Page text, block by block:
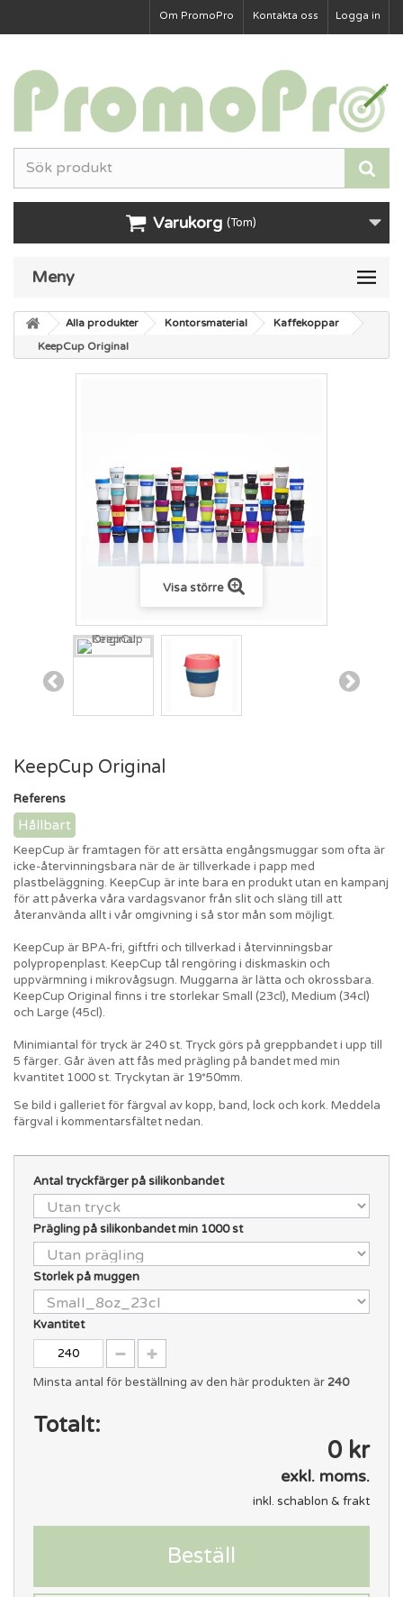
Logga in
Kontakta oss
Om PromoPro
Varukorg (Tom)
Meny
Alla produkter Kontorsmaterial
Kaffekoppar
KeepCup Original
Visa större
KeepCup Original
Referens
Hållbart
KeepCup är framtagen för att ersätta engångsmuggar som ofta är
icke-återvinningsbara när de är tillverkade i papp med
plastbeläggning. KeepCup är inte bara en produkt utan en kampanj
för att påverka våra vardagsvanor från slit och släng till att
återanvända allt i vår omgivning i så stor mån som möjligt.
KeepCup är BPA-fri, giftfri och tillverkad i återvinningsbar
polypropenplast. KeepCup tål rengöring i diskmaskin och
uppvärmning i mikrovågsugn. Muggarna är lätta och okrossbara.
KeepCup Original finns i tre storlekar Small (23cl), Medium (34cl)
och Large (45cl).
Minimiantal för tryck är 240 st. Tryck görs på greppbandet i upp till
5 färger. Går även att fås med prägling på bandet med min
kvantitet 1000 st. Tryckytan är 19*50mm.
Se bild i galleriet för färgval av kopp, band, lock och kork. Meddela
färgval i kommentarsfältet nedan.
Antal tryckfärger på silikonbandet
Prägling på silikonbandet min 1000 st
Storlek på muggen
Kvantitet
Minsta antal för beställning av den här produkten är 240
Totalt:
0 kr
exkl. moms.
inkl. schablon & frakt
Beställ